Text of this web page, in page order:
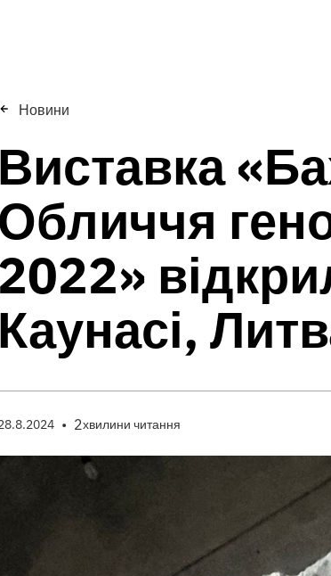
Новини
Виставка
Обличчя
2022»
Каунасі,
• 2хвилини читання